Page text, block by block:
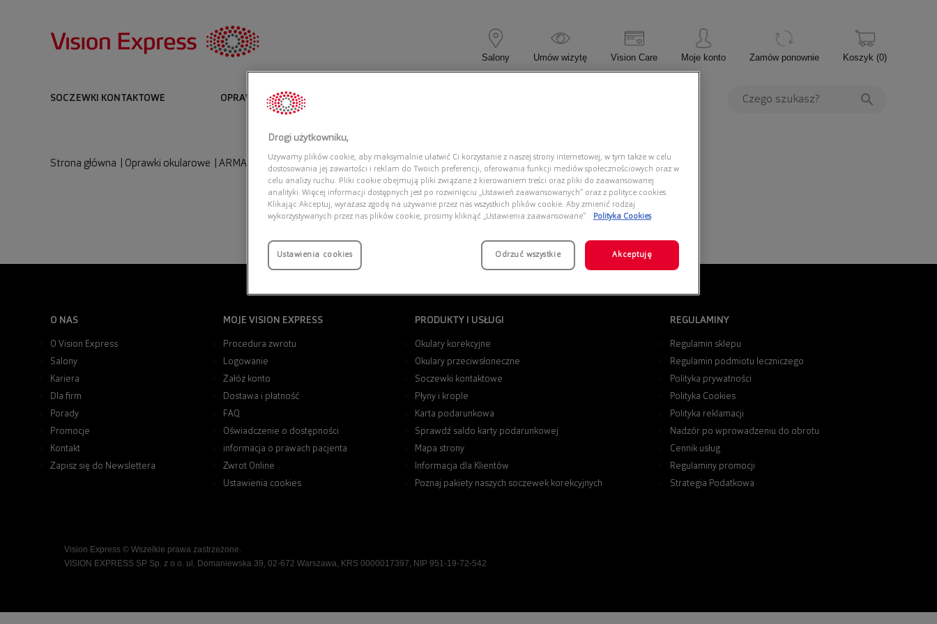
Salony Umów wizytę Vision Care Moje konto Zamów ponownie Koszyk (0)
SOCZEWKI KONTAKTOWE OPRAWKI I OKULARY KOREKCYJNE
Strona główna Oprawki okularowe ARMANI EXCHANGE 0AX1068 6000
O NAS
O Vision Express
Salony
Kariera
Dla firm
Porady
Promocje
Kontakt
Zapisz się do Newslettera
MOJE VISION EXPRESS
Procedura zwrotu
Logowanie
Załóż konto
Dostawa i płatność
FAQ
Oświadczenie o dostępności
informacja o prawach pacjenta
Zwrot Online
Ustawienia cookies
PRODUKTY I USŁUGI
Okulary korekcyjne
Okulary przeciwsłoneczne
Soczewki kontaktowe
Płyny i krople
Karta podarunkowa
Sprawdź saldo karty podarunkowej
Mapa strony
Informacja dla Klientów
Poznaj pakiety naszych soczewek korekcyjnych
REGULAMINY
Regulamin sklepu
Regulamin podmiotu leczniczego
Polityka prywatności
Polityka Cookies
Polityka reklamacji
Nadzór po wprowadzeniu do obrotu
Cennik usług
Regulaminy promocji
Strategia Podatkowa
Vision Express © Wszelkie prawa zastrzeżone.
VISION EXPRESS SP Sp. z o.o. ul. Domaniewska 39, 02-672 Warszawa, KRS 0000017397, NIP 951-19-72-542
Drogi użytkowniku,
Używamy plików cookie, aby maksymalnie ułatwić Ci korzystanie z naszej strony internetowej, w tym także w celu
dostosowania jej zawartości i reklam do Twoich preferencji, oferowania funkcji mediów społecznościowych oraz w
celu analizy ruchu. Pliki cookie obejmują pliki związane z kierowaniem treści oraz pliki do zaawansowanej
analityki. Więcej informacji dostępnych jest po rozwinięciu „Ustawień zaawansowanych” oraz z polityce cookies.
Klikając Akceptuj, wyrażasz zgodę na używanie przez nas wszystkich plików cookie. Aby zmienić rodzaj
wykorzystywanych przez nas plików cookie, prosimy kliknąć „Ustawienia zaawansowane”.
Polityka Cookies
Ustawienia cookies Odrzuć wszystkie Akceptuję